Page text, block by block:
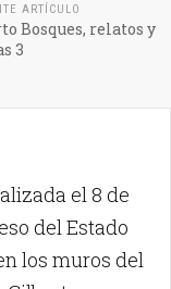
ARTÍCULO
Bosques, relatos y
3
el 8 de
del Estado
los muros del